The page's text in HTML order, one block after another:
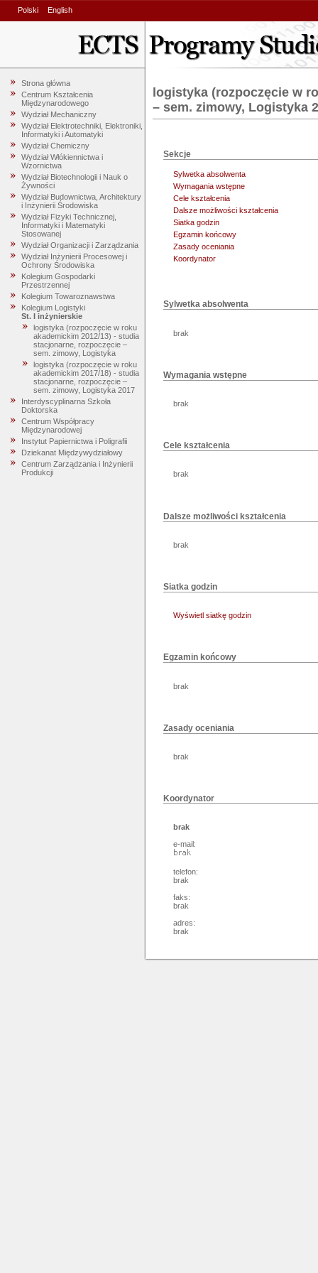
Polski English
Strona główna
Centrum Kształcenia
Międzynarodowego
Wydział Mechaniczny
Wydział Elektrotechniki, Elektroniki,
Informatyki i Automatyki
Wydział Chemiczny
Wydział Włókiennictwa i
Wzornictwa
Wydział Biotechnologii i Nauk o
Żywności
Wydział Budownictwa, Architektury
i Inżynierii Środowiska
Wydział Fizyki Technicznej,
Informatyki i Matematyki
Stosowanej
Wydział Organizacji i Zarządzania
Wydział Inżynierii Procesowej i
Ochrony Środowiska
Kolegium Gospodarki
Przestrzennej
Kolegium Towaroznawstwa
Kolegium Logistyki
St. I inżynierskie
logistyka (rozpoczęcie w roku
akademickim 2012/13) - studia
stacjonarne, rozpoczęcie –
sem. zimowy, Logistyka
logistyka (rozpoczęcie w roku
akademickim 2017/18) - studia
stacjonarne, rozpoczęcie –
sem. zimowy, Logistyka 2017
Interdyscyplinarna Szkoła
Doktorska
Centrum Współpracy
Międzynarodowej
Instytut Papiernictwa i Poligrafii
Dziekanat Międzywydziałowy
Centrum Zarządzania i Inżynierii
Produkcji
logistyka (rozpoczęcie w
– sem. zimowy, Logistyka
Sekcje
Sylwetka absolwenta
Wymagania wstępne
Cele kształcenia
Dalsze możliwości kształcenia
Siatka godzin
Egzamin końcowy
Zasady oceniania
Koordynator
Sylwetka absolwenta
brak
Wymagania wstępne
brak
Cele kształcenia
brak
Dalsze możliwości kształcenia
brak
Siatka godzin
Wyświetl siatkę godzin
Egzamin końcowy
brak
Zasady oceniania
brak
Koordynator
brak
e-mail:
telefon:
brak
faks:
brak
adres:
brak